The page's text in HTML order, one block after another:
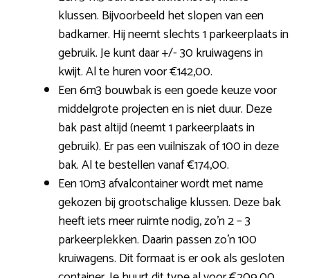
klussen. Bijvoorbeeld het slopen van een
badkamer. Hij neemt slechts 1 parkeerplaats in
gebruik. Je kunt daar +/- 30 kruiwagens in
kwijt. Al te huren voor €142,00.
Een 6m3 bouwbak is een goede keuze voor
middelgrote projecten en is niet duur. Deze
bak past altijd (neemt 1 parkeerplaats in
gebruik). Er pas een vuilniszak of 100 in deze
bak. Al te bestellen vanaf €174,00.
Een 10m3 afvalcontainer wordt met name
gekozen bij grootschalige klussen. Deze bak
heeft iets meer ruimte nodig, zo’n 2 – 3
parkeerplekken. Daarin passen zo’n 100
kruiwagens. Dit formaat is er ook als gesloten